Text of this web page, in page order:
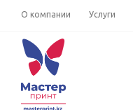
О компании Услуги